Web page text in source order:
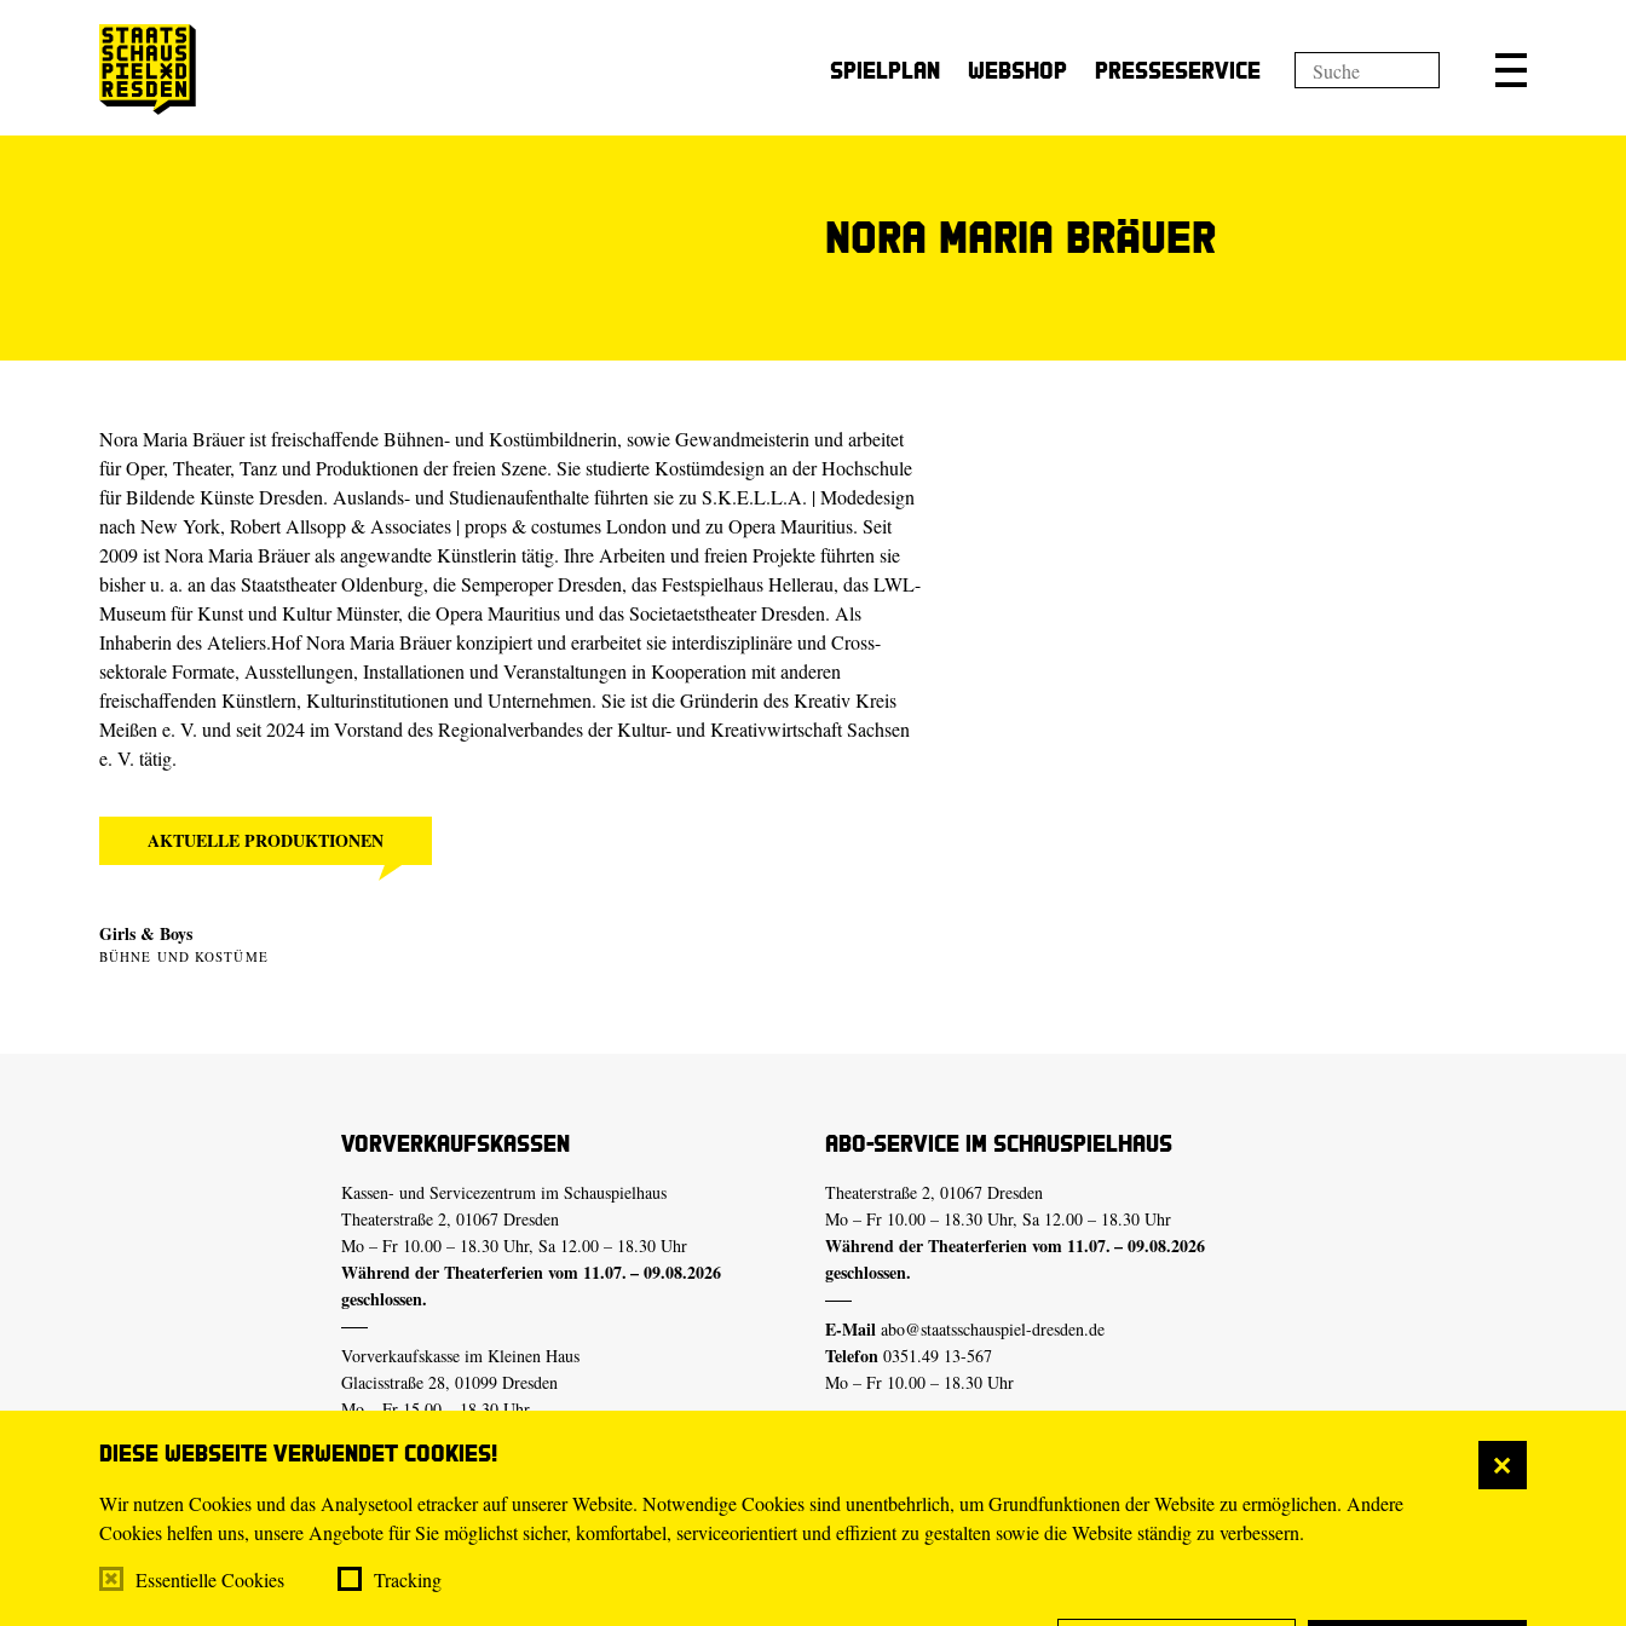
Diese Webseite verwendet Cookies!
Wir nutzen Cookies und das Analysetool etracker auf unserer Website. Notwendige Cookies sind unentbehrlich, um Grundfunktionen der Website zu ermöglichen. Andere
Cookies helfen uns, unsere Angebote für Sie möglichst sicher, komfortabel, serviceorientiert und effizient zu gestalten sowie die Website ständig zu verbessern.
Essentielle Cookies
Tracking
Spielplan Webshop Presseservice
Nora Maria Bräuer
Nora Maria Bräuer ist freischaffende Bühnen- und Kostümbildnerin, sowie Gewandmeisterin und arbeitet
für Oper, Theater, Tanz und Produktionen der freien Szene. Sie studierte Kostümdesign an der Hochschule
für Bildende Künste Dresden. Auslands- und Studienaufenthalte führten sie zu S.K.E.L.L.A. | Modedesign
nach New York, Robert Allsopp & Associates | props & costumes London und zu Opera Mauritius. Seit
2009 ist Nora Maria Bräuer als angewandte Künstlerin tätig. Ihre Arbeiten und freien Projekte führten sie
bisher u. a. an das Staatstheater Oldenburg, die Semperoper Dresden, das Festspielhaus Hellerau, das LWL-
Museum für Kunst und Kultur Münster, die Opera Mauritius und das Societaetstheater Dresden. Als
Inhaberin des Ateliers.Hof Nora Maria Bräuer konzipiert und erarbeitet sie interdisziplinäre und Cross-
sektorale Formate, Ausstellungen, Installationen und Veranstaltungen in Kooperation mit anderen
freischaffenden Künstlern, Kulturinstitutionen und Unternehmen. Sie ist die Gründerin des Kreativ Kreis
Meißen e. V. und seit 2024 im Vorstand des Regionalverbandes der Kultur- und Kreativwirtschaft Sachsen
e. V. tätig.
AKTUELLE PRODUKTIONEN
Girls & Boys
BÜHNE UND KOSTÜME
Vorverkaufskassen
Kassen- und Servicezentrum im Schauspielhaus
Theaterstraße 2, 01067 Dresden
Mo – Fr 10.00 – 18.30 Uhr, Sa 12.00 – 18.30 Uhr
Während der Theaterferien vom 11.07. – 09.08.2026
geschlossen.
Vorverkaufskasse im Kleinen Haus
Glacisstraße 28, 01099 Dresden
Mo – Fr 15.00 – 18.30 Uhr
geschlossen.
E-Mail tickets@staatsschauspiel-dresden.de
Telefon 0351.49 13-555
Mo – Fr 10.00 – 18.30 Uhr
Abo-Service im Schauspielhaus
Theaterstraße 2, 01067 Dresden
Mo – Fr 10.00 – 18.30 Uhr, Sa 12.00 – 18.30 Uhr
Während der Theaterferien vom 11.07. – 09.08.2026
geschlossen.
E-Mail abo@staatsschauspiel-dresden.de
Telefon 0351.49 13-567
Mo – Fr 10.00 – 18.30 Uhr
Erklärung Barrierefreiheit